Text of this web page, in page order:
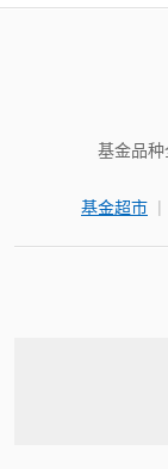
基金品种
基金超市 |